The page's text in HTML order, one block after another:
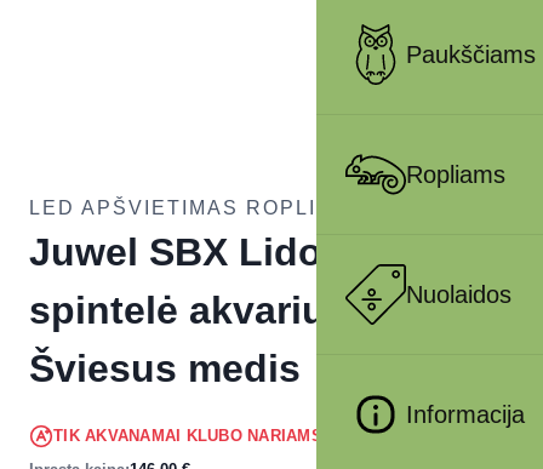
Paukščiams
Ropliams
Nuolaidos
Informacija
LED APŠVIETIMAS ROPLIAMS
Juwel SBX Lido 120
spintelė akvariumui
Šviesus medis
TIK AKVANAMAI KLUBO NARIAMS 138.70